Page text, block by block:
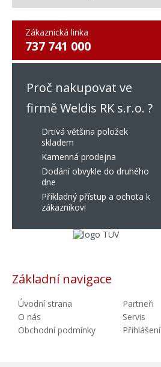
Zákaznická linka
737 741 000
Proč nakupovat ve
firmě Weldis RK s.r.o. ?
Drtivá většina položek
skladem
Kamenná prodejna
Dodání obvykle do druhého
dne
Příkladný přístup a ochota k
zákazníkovi
Základní navigace
Úvodní strana
O nás
Obchodní podmínky
Partneři
Servis
Přihlášení